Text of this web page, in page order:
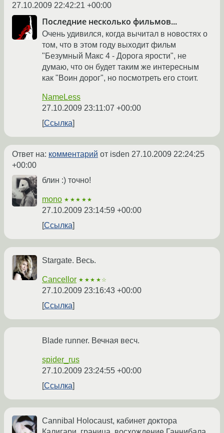
27.10.2009 22:42:21 +00:00
Последние несколько фильмов...
Очень удивился, когда вычитал в новостях о
том, что в этом году выходит фильм
"Безумный Макс 4 - Дорога ярости", не
думаю, что он будет таким же интересным
как "Воин дорог", но посмотреть его стоит.
NameLess
27.10.2009 23:11:07 +00:00
Ссылка
Ответ на: комментарий от isden 27.10.2009 22:24:25
+00:00
блин :) точно!
mono ★★★★★
27.10.2009 23:14:59 +00:00
Ссылка
Stargate. Весь.
Cancellor ★★★★☆
27.10.2009 23:16:43 +00:00
Ссылка
Blade runner. Вечная весч.
spider_rus
27.10.2009 23:24:55 +00:00
Ссылка
Cannibal Holocaust, кабинет доктора